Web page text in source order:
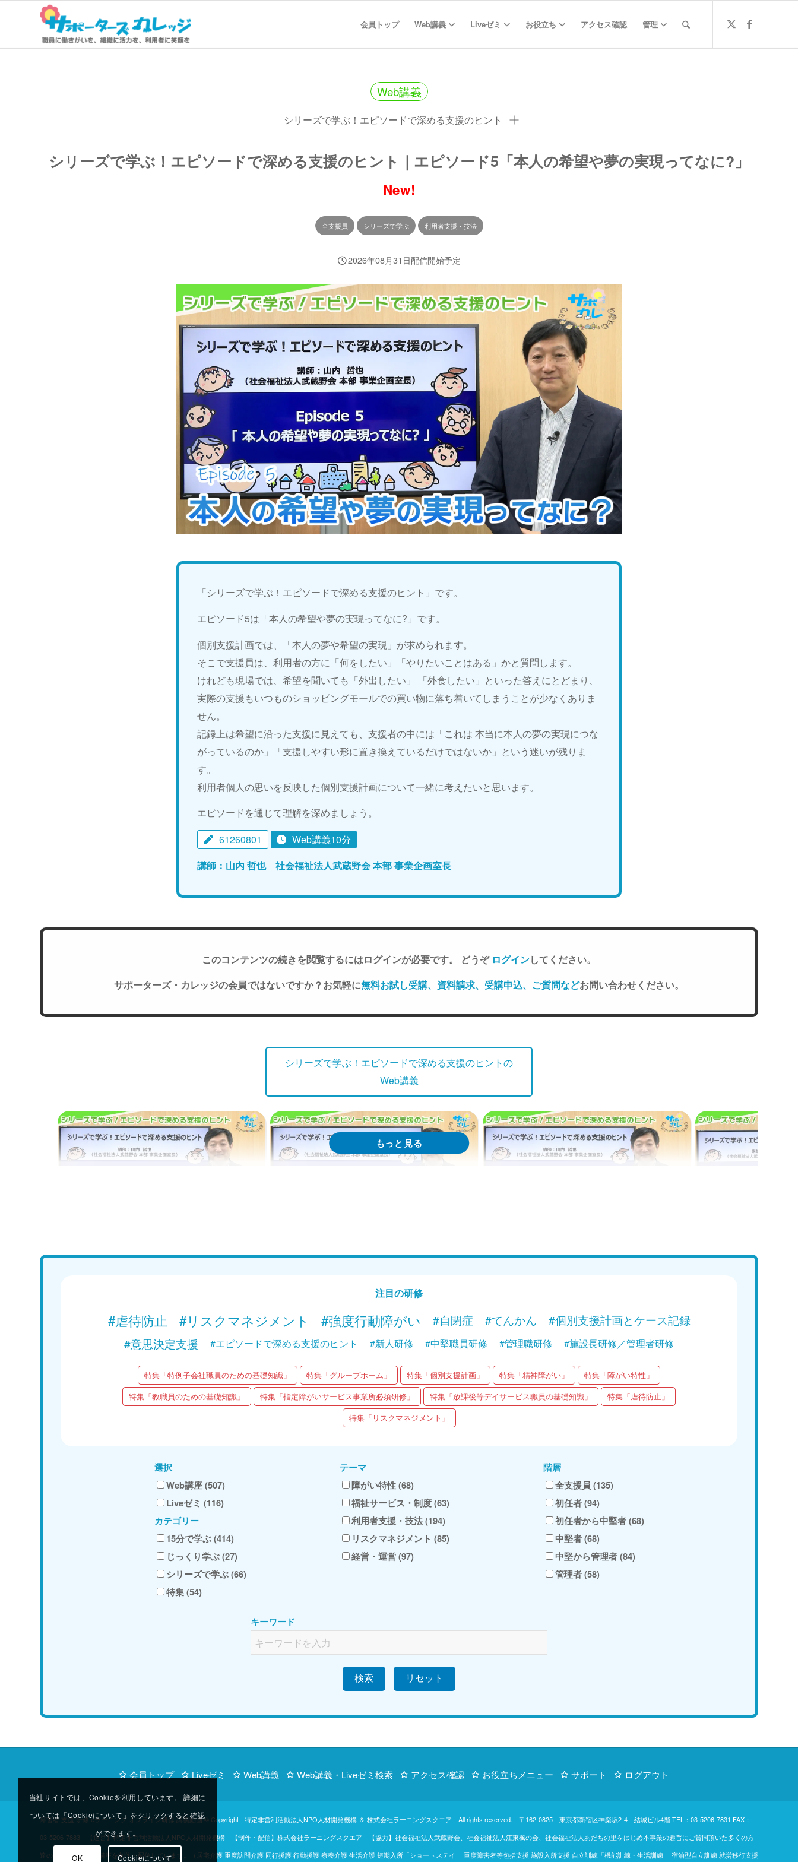
会員トップ Web講義 Liveゼミ お役立ち アクセス確認 管理
Web講義
シリーズで学ぶ！エピソードで深める支援のヒント
シリーズで学ぶ！エピソードで深める支援のヒント｜エピソード5「本人の希望や夢の実現ってなに?」
New!
全支援員 シリーズで学ぶ 利用者支援・技法
2026年08月31日配信開始予定
「シリーズで学ぶ！エピソードで深める支援のヒント」です。
エピソード5は「本人の希望や夢の実現ってなに?」です。
個別支援計画では、「本人の夢や希望の実現」が求められます。
そこで支援員は、利用者の方に「何をしたい」「やりたいことはある」かと質問します。
けれども現場では、希望を聞いても「外出したい」 「外食したい」といった答えにとどまり、
実際の支援もいつものショッピングモールでの買い物に落ち着いてしまうことが少なくありま
せん。
記録上は希望に沿った支援に見えても、支援者の中には「これは 本当に本人の夢の実現につな
がっているのか」「支援しやすい形に置き換えているだけではないか」という迷いが残りま
す。
利用者個人の思いを反映した個別支援計画について一緒に考えたいと思います。
エピソードを通じて理解を深めましょう。
61260801
Web講義10分
講師：山内 哲也 社会福祉法人武蔵野会 本部 事業企画室長
このコンテンツの続きを閲覧するにはログインが必要です。 どうぞ ログインしてください。
サポーターズ・カレッジの会員ではないですか？お気軽に無料お試し受講、資料請求、受講申込、ご質問などお問い合わせください。
シリーズで学ぶ！エピソードで深める支援のヒントの
Web講義
のヒント｜エピソード1「支援者の不安や
のヒント｜エピソード2「支援者のジレン
のヒント｜エピソード3「支援者の共感の
のヒント｜エピソー
注目の研修
#虐待防止 #リスクマネジメント #強度行動障がい #自閉症 #てんかん
#個別支援計画とケース記録
#意思決定支援
#エピソードで深める支援のヒント #新人研修 #中堅職員研修 #管理職研修 #施設長研修／管理者研修
特集「特例子会社職員のための基礎知識」 特集「グループホーム」 特集「個別支援計画」 特集「精神障がい」
特集「障がい特性」
特集「教職員のための基礎知識」
特集「指定障がいサービス事業所必須研修」 特集「放課後等デイサービス職員の基礎知識」
特集「虐待防止」
特集「リスクマネジメント」
選択
Web講座 (507)
Liveゼミ (116)
カテゴリー
15分で学ぶ (414)
じっくり学ぶ (27)
シリーズで学ぶ (66)
特集 (54)
テーマ
障がい特性 (68)
福祉サービス・制度 (63)
利用者支援・技法 (194)
リスクマネジメント (85)
経営・運営 (97)
階層
全支援員 (135)
初任者 (94)
初任者から中堅者 (68)
中堅者 (68)
中堅から管理者 (84)
管理者 (58)
キーワード
検索
会員トップ Liveゼミ Web講義 Web講義・Liveゼミ検索 アクセス確認 お役立ちメニュー サポート ログアウト
障害者 支援 研修 eラーニング オンライン研修 講義動画 © Copyright - 特定非営利活動法人NPO人材開発機構 ＆ 株式会社ラーニングスクエア All rights reserved. 〒162-0825 東京都新宿区神楽坂2-4 結城ビル4階TEL：03-5206-7831 FAX：
03-5206-7883 【運営】特定非営利活動法人NPO人材開発機構 【制作・配信】株式会社ラーニングスクエア 【協力】社会福祉法人武蔵野会、社会福祉法人江東楓の会、社会福祉法人あだちの里をはじめ本事業の趣旨にご賛同頂いた多くの方
達のご協力のもと、講座を制作・配信しています。（居宅介護 重度訪問介護 同行援護 行動援護 療養介護 生活介護 短期入所「ショートステイ」 重度障害者等包括支援 施設入所支援 自立訓練「機能訓練・生活訓練」 宿泊型自立訓練 就労移行支援
当社サイトでは、Cookieを利用しています。 詳細に
ついては「Cookieについて」をクリックすると確認
ができます。
OK Cookieについて